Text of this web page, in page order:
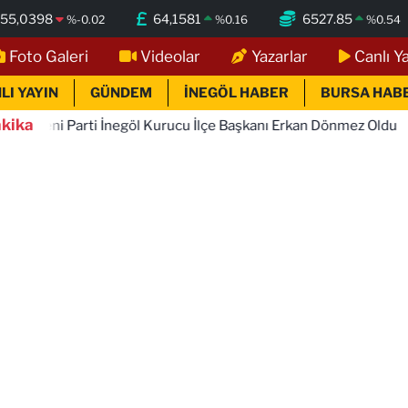
55,0398 %-0.02 64,1581 %0.16 6527.85 %0.54
Foto Galeri Videolar Yazarlar Canlı
YAYIN GÜNDEM İNEGÖL HABER BURSA
Kurucu İlçe Başkanı Erkan Dönmez Oldu 19:15